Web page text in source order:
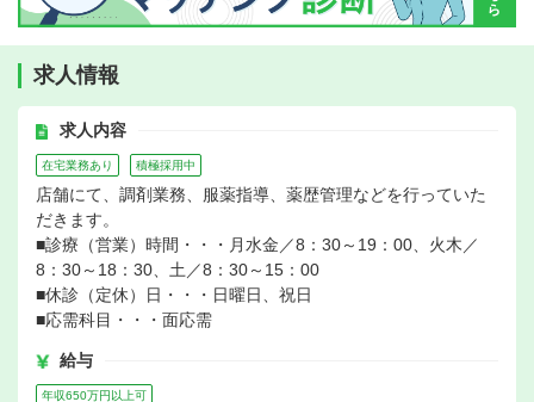
求人情報
求人内容
在宅業務あり 積極採用中
店舗にて、調剤業務、服薬指導、薬歴管理などを行っていた
だきます。
■診療（営業）時間・・・月水金／8：30～19：00、火木／
8：30～18：30、土／8：30～15：00
■休診（定休）日・・・日曜日、祝日
■応需科目・・・面応需
給与
年収650万円以上可